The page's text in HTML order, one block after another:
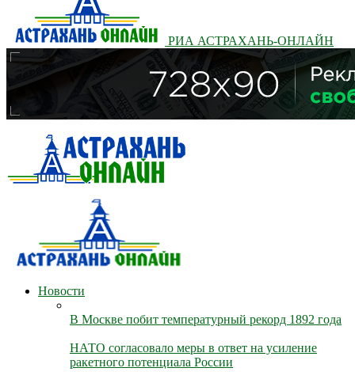
РИА АСТРАХАНЬ-ОНЛАЙН
Новости
В Москве побит температурный рекорд 1892 года
НАТО согласовало меры в ответ на усиление
ракетного потенциала России